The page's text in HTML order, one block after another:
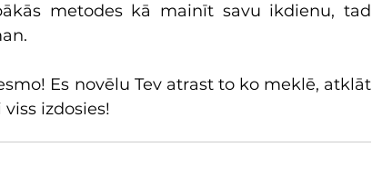
metodes kā mainīt savu ikdienu, tad
Es novēlu Tev atrast to ko meklē, atklāt
izdosies!